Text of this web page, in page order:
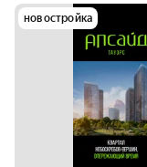
новостройка